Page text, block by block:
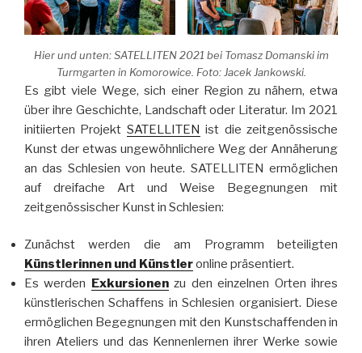
Hier und unten: SATELLITEN 2021 bei Tomasz Domanski im
Turmgarten in Komorowice. Foto: Jacek Jankowski.
Es gibt viele Wege, sich einer Region zu nähern, etwa
über ihre Geschichte, Landschaft oder Literatur. Im 2021
initiierten Projekt SATELLITEN ist die zeitgenössische
Kunst der etwas ungewöhnlichere Weg der Annäherung
an das Schlesien von heute. SATELLITEN ermöglichen
auf dreifache Art und Weise Begegnungen mit
zeitgenössischer Kunst in Schlesien:
Zunächst werden die am Programm beteiligten
Künstlerinnen und Künstleronline präsentiert.
Es werden Exkursionenzu den einzelnen Orten ihres
künstlerischen Schaffens in Schlesien organisiert. Diese
ermöglichen Begegnungen mit den Kunstschaffenden in
ihren Ateliers und das Kennenlernen ihrer Werke sowie